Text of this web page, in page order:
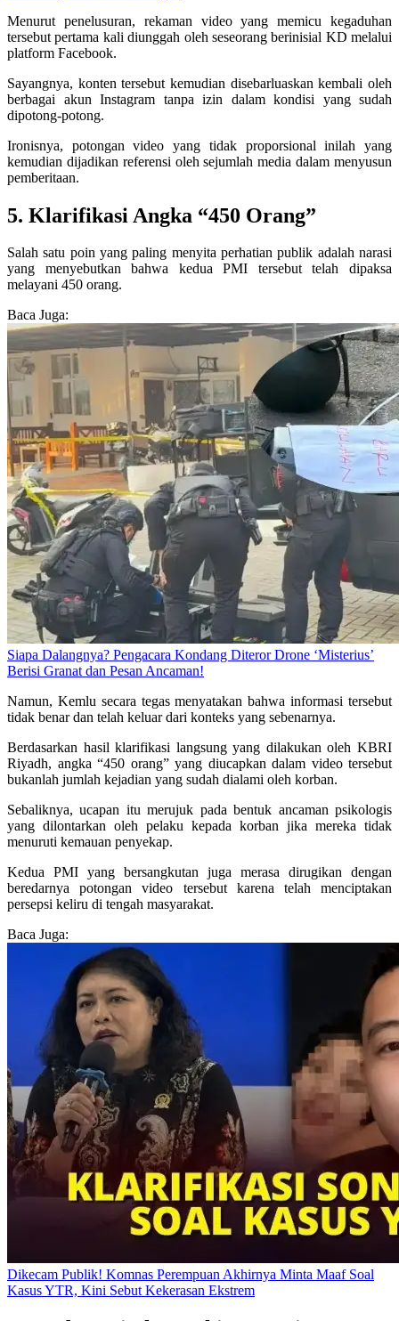
Menurut penelusuran, rekaman video yang memicu kegaduhan
tersebut pertama kali diunggah oleh seseorang berinisial KD melalui
platform Facebook.
Sayangnya, konten tersebut kemudian disebarluaskan kembali oleh
berbagai akun Instagram tanpa izin dalam kondisi yang sudah
dipotong-potong.
Ironisnya, potongan video yang tidak proporsional inilah yang
kemudian dijadikan referensi oleh sejumlah media dalam menyusun
pemberitaan.
5. Klarifikasi Angka “450 Orang”
Salah satu poin yang paling menyita perhatian publik adalah narasi
yang menyebutkan bahwa kedua PMI tersebut telah dipaksa
melayani 450 orang.
Baca Juga:
Siapa Dalangnya? Pengacara Kondang Diteror Drone ‘Misterius’
Berisi Granat dan Pesan Ancaman!
Namun, Kemlu secara tegas menyatakan bahwa informasi tersebut
tidak benar dan telah keluar dari konteks yang sebenarnya.
Berdasarkan hasil klarifikasi langsung yang dilakukan oleh KBRI
Riyadh, angka “450 orang” yang diucapkan dalam video tersebut
bukanlah jumlah kejadian yang sudah dialami oleh korban.
Sebaliknya, ucapan itu merujuk pada bentuk ancaman psikologis
yang dilontarkan oleh pelaku kepada korban jika mereka tidak
menuruti kemauan penyekap.
Kedua PMI yang bersangkutan juga merasa dirugikan dengan
beredarnya potongan video tersebut karena telah menciptakan
persepsi keliru di tengah masyarakat.
Baca Juga:
Dikecam Publik! Komnas Perempuan Akhirnya Minta Maaf Soal
Kasus YTR, Kini Sebut Kekerasan Ekstrem